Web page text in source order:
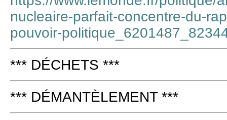
nucleaire-parfait-concentre-du-
pouvoir-
*** DÉCHETS ***
*** DÉMANTÈLEMENT ***